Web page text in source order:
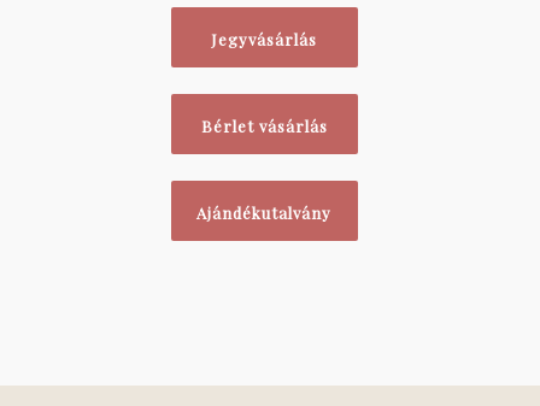
Jegyvásárlás
Bérlet vásárlás
Ajándékutalvány